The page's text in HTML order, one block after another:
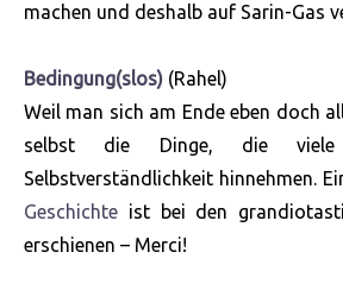
machen und deshalb auf Sarin-Gas
Bedingung(slos) (Rahel)
Weil man sich am Ende eben doch
selbst die Dinge, die
Selbstverständlichkeit hinnehmen.
Geschichte ist bei den
erschienen – Merci!